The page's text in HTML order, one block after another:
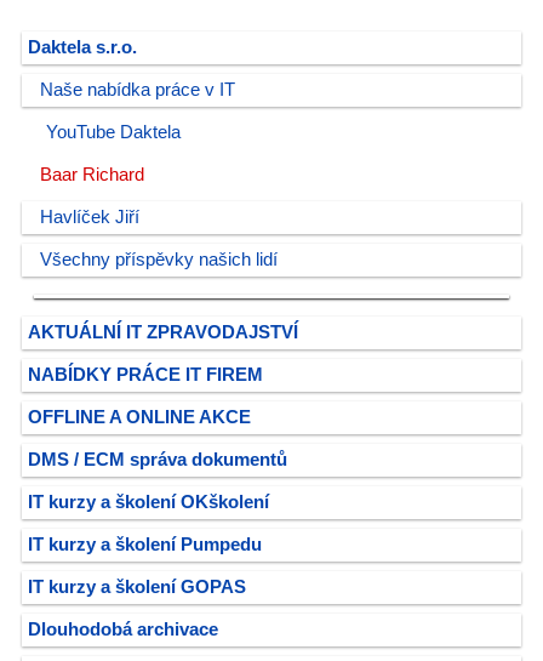
Daktela s.r.o.
Naše nabídka práce v IT
YouTube Daktela
Baar Richard
Havlíček Jiří
Všechny příspěvky našich lidí
AKTUÁLNÍ IT ZPRAVODAJSTVÍ
NABÍDKY PRÁCE IT FIREM
OFFLINE A ONLINE AKCE
DMS / ECM správa dokumentů
IT kurzy a školení OKškolení
IT kurzy a školení Pumpedu
IT kurzy a školení GOPAS
Dlouhodobá archivace